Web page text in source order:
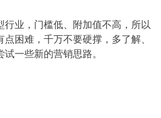
行业，门槛低、附加值不高，所以
困难，千万不要硬撑，多了解、
一些新的营销思路。